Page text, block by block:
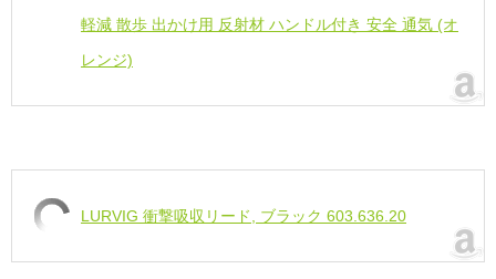
軽減 散歩 出かけ用 反射材 ハンドル付き 安全 通気 (オ
レンジ)
LURVIG 衝撃吸収リード, ブラック 603.636.20